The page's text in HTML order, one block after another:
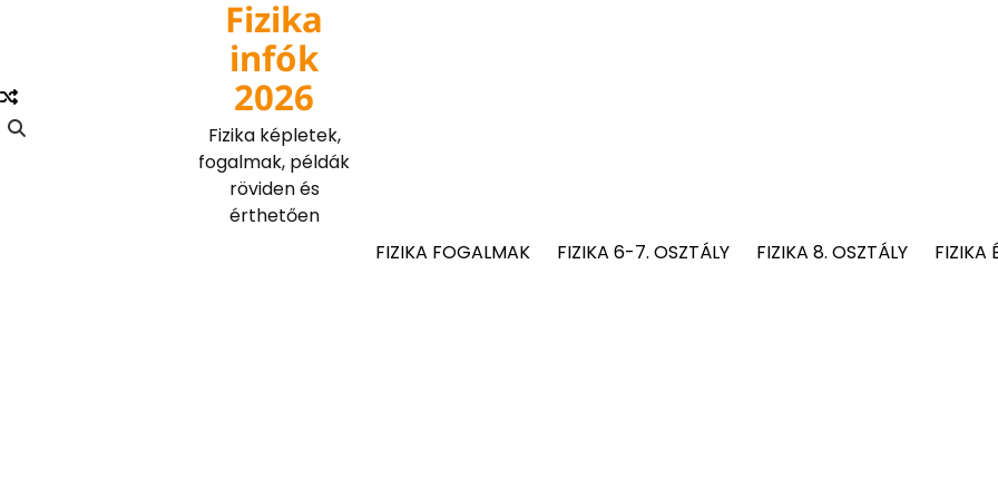
Fizika
infók
2026
Fizika képletek,
fogalmak, példák
röviden és
érthetően
FIZIKA FOGALMAK
FIZIKA 6-7. OSZTÁLY FIZIKA 8. OSZTÁLY FIZIKA